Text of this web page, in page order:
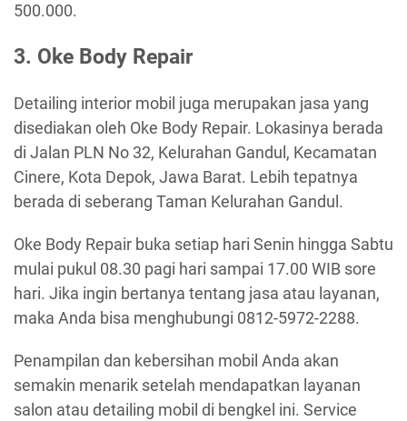
500.000.
3. Oke Body Repair
Detailing interior mobil juga merupakan jasa yang
disediakan oleh Oke Body Repair. Lokasinya berada
di Jalan PLN No 32, Kelurahan Gandul, Kecamatan
Cinere, Kota Depok, Jawa Barat. Lebih tepatnya
berada di seberang Taman Kelurahan Gandul.
Oke Body Repair buka setiap hari Senin hingga Sabtu
mulai pukul 08.30 pagi hari sampai 17.00 WIB sore
hari. Jika ingin bertanya tentang jasa atau layanan,
maka Anda bisa menghubungi 0812-5972-2288.
Penampilan dan kebersihan mobil Anda akan
semakin menarik setelah mendapatkan layanan
salon atau detailing mobil di bengkel ini. Service